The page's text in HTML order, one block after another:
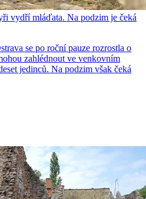
vydří mláďata. Na podzim je čeká
se po roční pauze rozrostla o
zahlédnout ve venkovním
jedinců. Na podzim však čeká